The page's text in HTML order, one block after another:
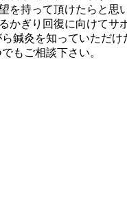
を持って頂けたらと思
ぎり回復に向けてサ
鍼灸を知っていただ
もご相談下さい。